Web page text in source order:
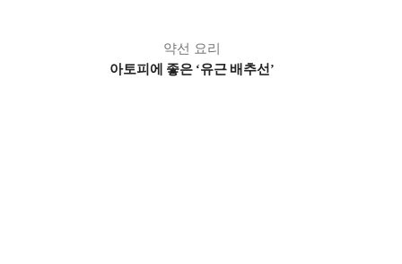
약선 요리
아토피에 좋은 ‘유근 배추선’